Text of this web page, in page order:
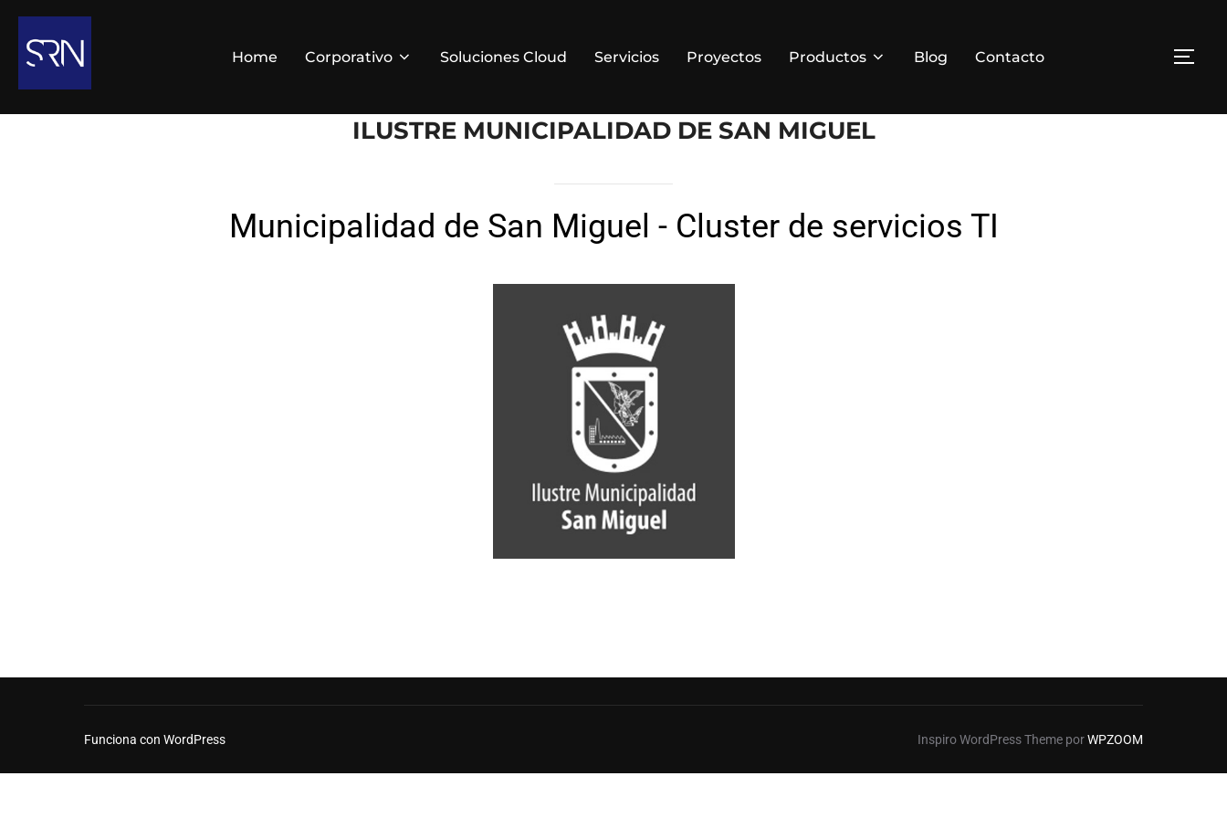
Home Corporativo Soluciones Cloud Servicios Proyectos Productos Blog Contacto
ILUSTRE MUNICIPALIDAD DE SAN MIGUEL
Municipalidad de San Miguel - Cluster de servicios TI
Funciona con WordPress Inspiro WordPress Theme porWPZOOM